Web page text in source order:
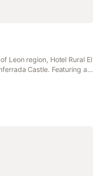
Leon region, Hotel Rural El
Castle. Featuring a
rooms with free